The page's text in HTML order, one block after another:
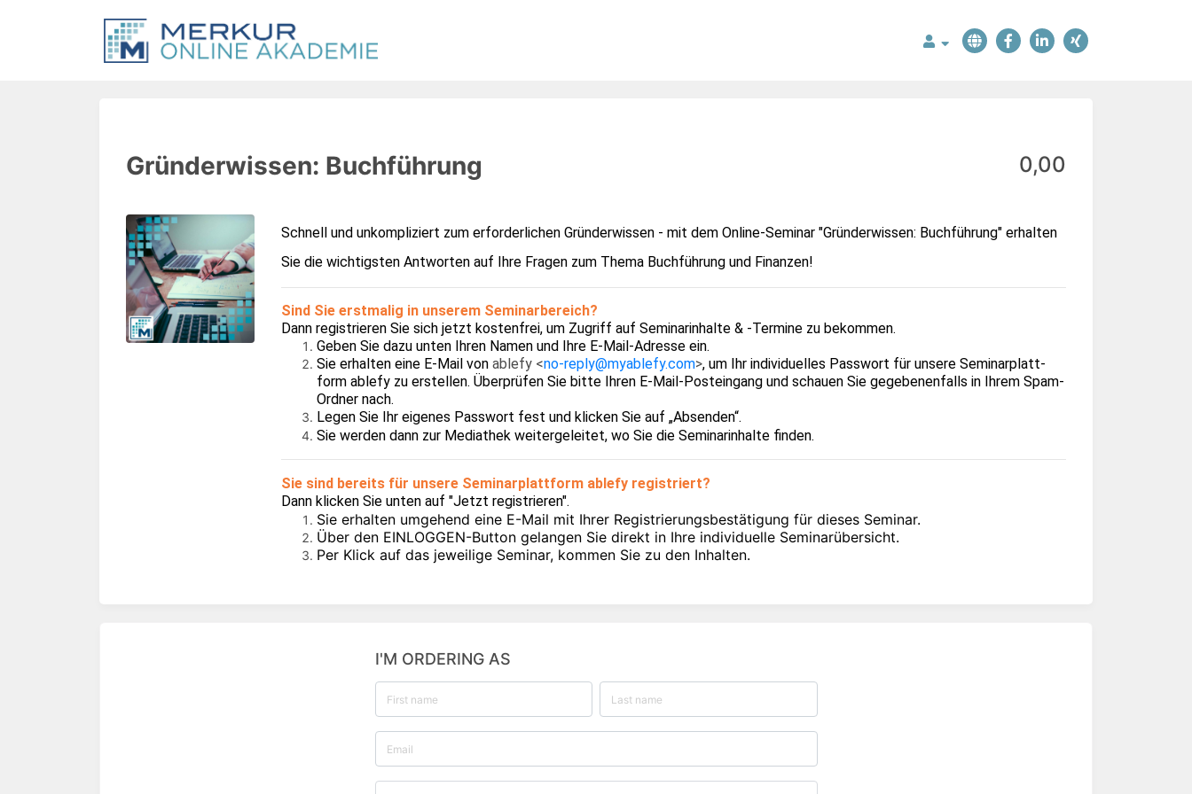
Gründerwissen: Buchführung 0,00
Schnell und unkompliziert zum erforderlichen Gründerwissen - mit dem Online-Seminar "Gründerwissen: Buchführung" erhalten
Sie die wichtigsten Antworten auf Ihre Fragen zum Thema Buchführung und Finanzen!
Sind Sie erstmalig in unserem Seminarbereich?
Dann registrieren Sie sich jetzt kostenfrei, um Zugriff auf Seminarinhalte & -Termine zu bekommen.
Geben Sie dazu unten Ihren Namen und Ihre E-Mail-Adresse ein.
Sie erhalten eine E-Mail von ablefy <no-reply@myablefy.com>, um Ihr individuelles Passwort für unsere Seminarplatt­
form ablefy zu erstellen. Überprüfen Sie bitte Ihren E-Mail-Posteingang und schauen Sie gegebenenfalls in Ihrem Spam-
Ordner nach.
Legen Sie Ihr eigenes Passwort fest und klicken Sie auf „Absenden“.
Sie werden dann zur Mediathek weitergeleitet, wo Sie die Seminarinhalte finden.
Sie sind bereits für unsere Seminarplattform ablefy registriert?
Dann klicken Sie unten auf "Jetzt registrieren".
Sie erhalten umgehend eine E-Mail mit Ihrer Registrierungsbestätigung für dieses Seminar.
Über den EINLOGGEN-Button gelangen Sie direkt in Ihre individuelle Seminarübersicht.
Per Klick auf das jeweilige Seminar, kommen Sie zu den Inhalten.
I'M ORDERING AS